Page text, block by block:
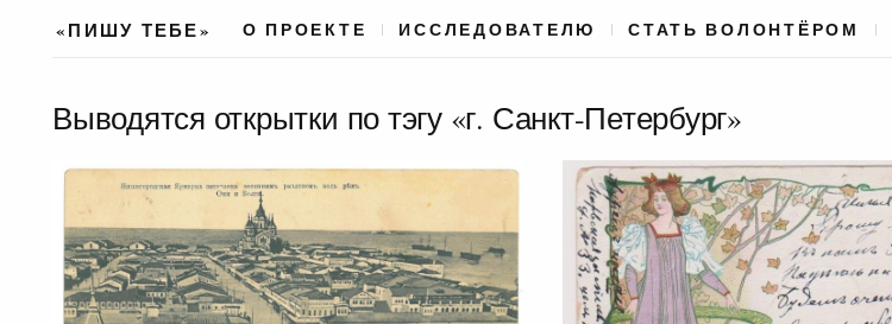
«ПИШУ ТЕБЕ» О ПРОЕКТЕ ИССЛЕДОВАТЕЛЮ СТАТЬ ВОЛОНТЁРОМ
Выводятся открытки по тэгу «г. Санкт-Петербург»